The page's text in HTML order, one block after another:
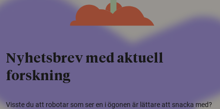
Nyhetsbrev med aktuell
forskning
Visste du att robotar som ser en i ögonen är lättare att snacka med?